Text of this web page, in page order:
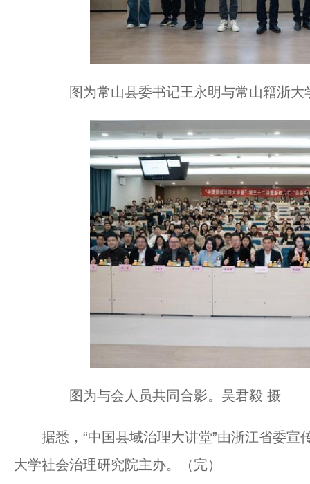
图为常山县委书记王永明与常山籍浙大
图为与会人员共同合影。吴君毅 摄
据悉，“中国县域治理大讲堂”由浙江省委宣
大学社会治理研究院主办。（完）